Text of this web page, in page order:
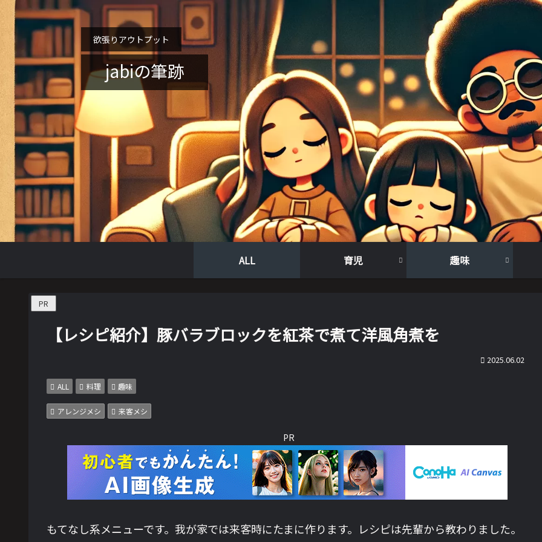
欲張りアウトプット
jabiの筆跡
ALL 育児 趣味
PR
【レシピ紹介】豚バラブロックを紅茶で煮て洋風角煮を
2025.06.02
ALL 料理 趣味
アレンジメシ 来客メシ
PR
もてなし系メニューです。我が家では来客時にたまに作ります。レシピは先輩から教わりました。